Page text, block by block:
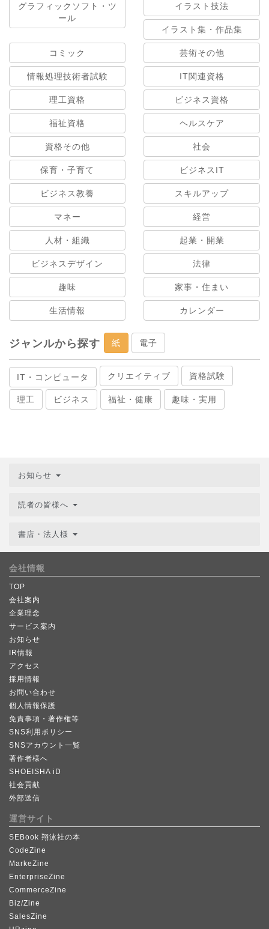
グラフィックソフト・ツ
ール
イラスト技法
イラスト集・作品集
コミック 芸術その他
情報処理技術者試験 IT関連資格
理工資格 ビジネス資格
福祉資格 ヘルスケア
資格その他 社会
保育・子育て ビジネスIT
ビジネス教養 スキルアップ
マネー 経営
人材・組織 起業・開業
ビジネスデザイン 法律
趣味 家事・住まい
生活情報 カレンダー
ジャンルから探す 紙 電子
IT・コンピュータ クリエイティブ 資格試験
理工 ビジネス 福祉・健康 趣味・実用
お知らせ
読者の皆様へ
書店・法人様
会社情報
TOP
会社案内
企業理念
サービス案内
お知らせ
IR情報
アクセス
採用情報
お問い合わせ
個人情報保護
免責事項・著作権等
SNS利用ポリシー
SNSアカウント一覧
著作者様へ
SHOEISHA iD
社会貢献
外部送信
運営サイト
SEBook 翔泳社の本
CodeZine
MarkeZine
EnterpriseZine
CommerceZine
Biz/Zine
SalesZine